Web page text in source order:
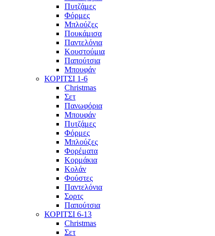
Πυτζάμες
Φόρμες
Μπλούζες
Πουκάμισα
Παντελόνια
Κουστούμια
Παπούτσια
Μπουφάν
ΚΟΡΙΤΣΙ 1-6
Christmas
Σετ
Πανωφόρια
Μπουφάν
Πυτζάμες
Φόρμες
Μπλούζες
Φορέματα
Κορμάκια
Κολάν
Φούστες
Παντελόνια
Σορτς
Παπούτσια
ΚΟΡΙΤΣΙ 6-13
Christmas
Σετ